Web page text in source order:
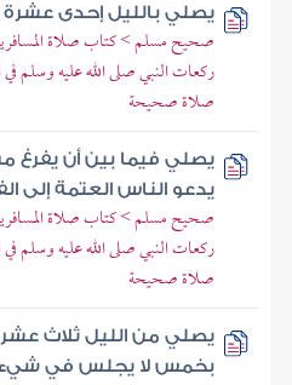
يصلي بالليل إحدى عشرة
صحيح مسلم > كتاب صلاة
ركعات النبي صلى الله عليه وسلم في
صلاة صحيحة
يصلي فيما بين أن يفرغ
يدعو الناس العتمة إلى
صحيح مسلم > كتاب صلاة
ركعات النبي صلى الله عليه وسلم في
صلاة صحيحة
يصلي من الليل ثلاث
بخمس لا يجلس في شيء